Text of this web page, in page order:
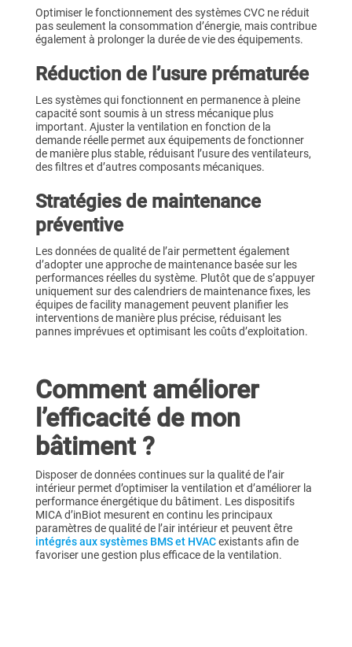
Optimiser le fonctionnement des systèmes CVC ne réduit
pas seulement la consommation d’énergie, mais contribue
également à prolonger la durée de vie des équipements.
Réduction de l’usure prématurée
Les systèmes qui fonctionnent en permanence à pleine
capacité sont soumis à un stress mécanique plus
important. Ajuster la ventilation en fonction de la
demande réelle permet aux équipements de fonctionner
de manière plus stable, réduisant l’usure des ventilateurs,
des filtres et d’autres composants mécaniques.
Stratégies de maintenance
préventive
Les données de qualité de l’air permettent également
d’adopter une approche de maintenance basée sur les
performances réelles du système. Plutôt que de s’appuyer
uniquement sur des calendriers de maintenance fixes, les
équipes de facility management peuvent planifier les
interventions de manière plus précise, réduisant les
pannes imprévues et optimisant les coûts d’exploitation.
Comment améliorer
l’efficacité de mon
bâtiment ?
Disposer de données continues sur la qualité de l’air
intérieur permet d’optimiser la ventilation et d’améliorer la
performance énergétique du bâtiment. Les dispositifs
MICA d’inBiot mesurent en continu les principaux
paramètres de qualité de l’air intérieur et peuvent être
intégrés aux systèmes BMS et HVACexistants afin de
favoriser une gestion plus efficace de la ventilation.